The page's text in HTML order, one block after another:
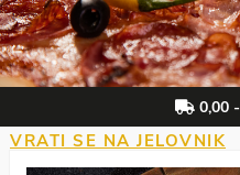
DON
0,00
VRATI SE NA JELOVNIK